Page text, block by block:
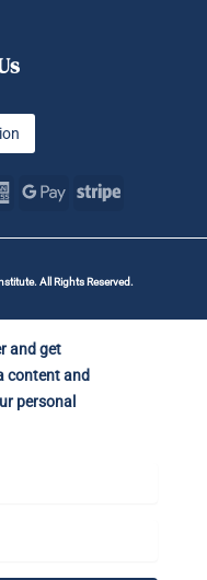
All Rights Reserved.
and get
content and
personal